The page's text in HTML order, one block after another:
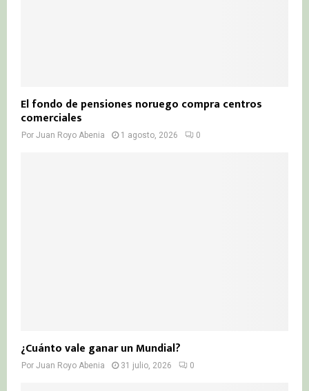
El fondo de pensiones noruego compra centros
comerciales
Por Juan Royo Abenia 1 agosto, 2026 0
¿Cuánto vale ganar un Mundial?
Por Juan Royo Abenia 31 julio, 2026 0